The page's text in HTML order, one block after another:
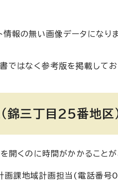
報の無い画像データになり
はなく参考版を掲載してお
錦三丁目25番地区
開くのに時間がかかることが
計画課地域計画担当(電話